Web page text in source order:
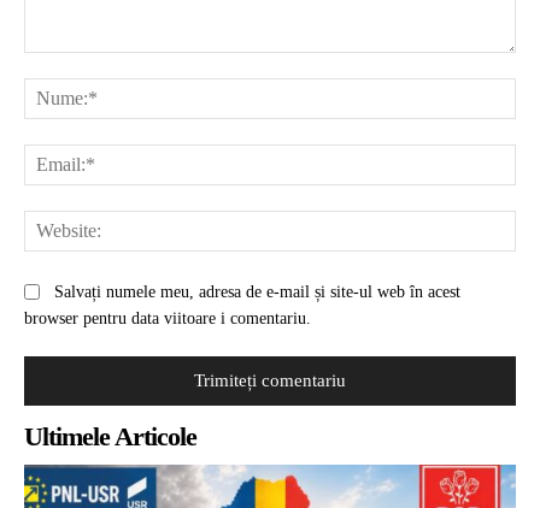
Salvați numele meu, adresa de e-mail și site-ul web în acest
browser pentru data viitoare i comentariu.
Ultimele Articole